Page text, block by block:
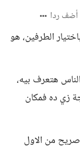
أضف ردا
الطرفين، هو
هتعرف بيه،
زي ده فمكان
من الاول